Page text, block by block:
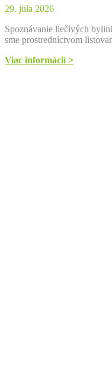
29. júla 2026
Spoznávanie liečivých
sme prostredníctvom
Viac informácií >